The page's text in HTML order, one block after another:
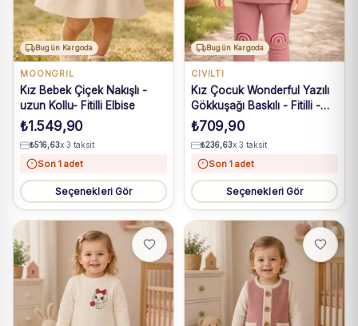
Bugün Kargoda
MOONGRIL
Kız Bebek Çiçek Nakışlı -
uzun Kollu- Fitilli Elbise
₺1.549,90
₺516,63x 3 taksit
Son 1 adet
Seçenekleri Gör
Bugün Kargoda
CIVILTI
Kız Çocuk Wonderful Yazılı
Gökkuşağı Baskılı - Fitilli -
Uzun Kollu Takım
₺709,90
₺236,63x 3 taksit
Son 1 adet
Seçenekleri Gör